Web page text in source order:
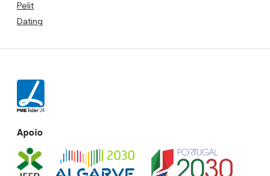
Pelit
Dating
Apoio